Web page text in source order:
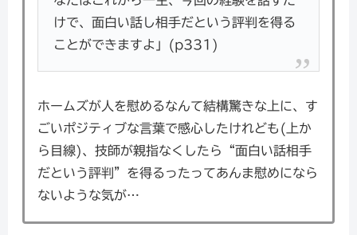
けで、面白い話し相手だという評判を得る
ことができますよ」(p331)
ホームズが人を慰めるなんて結構驚きな上に、す
ごいポジティブな言葉で感心したけれども(上か
ら目線)、技師が親指なくしたら“面白い話相手
だという評判”を得るったってあんま慰めになら
ないような気が…